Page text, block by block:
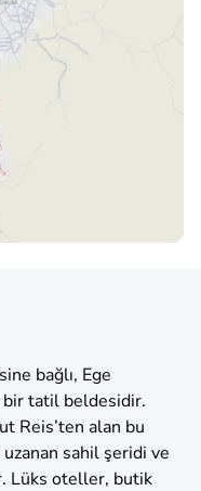
bağlı, Ege
bir tatil beldesidir.
Reis’ten alan bu
sahil şeridi ve
Lüks oteller, butik